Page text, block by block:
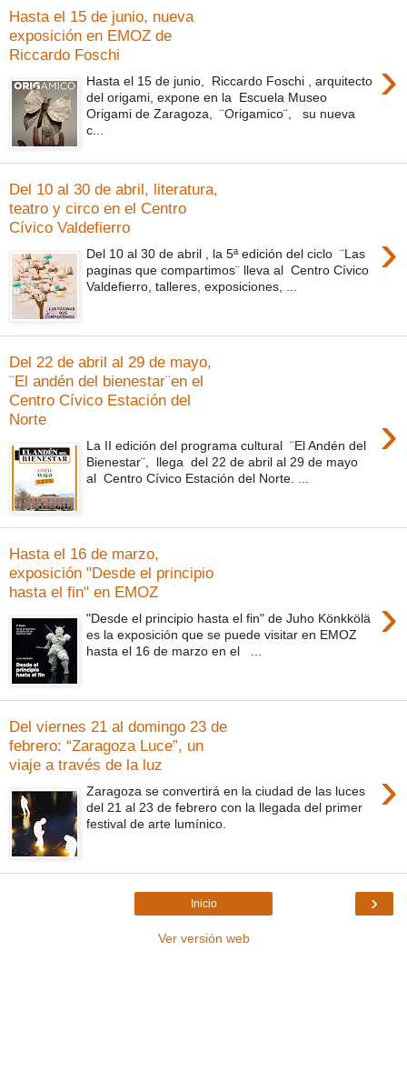
Hasta el 15 de junio, nueva
exposición en EMOZ de
Riccardo Foschi
›
Hasta el 15 de junio, Riccardo Foschi , arquitecto
del origami, expone en la Escuela Museo
Origami de Zaragoza, ¨Origamico¨, su nueva
c...
Del 10 al 30 de abril, literatura,
teatro y circo en el Centro
Cívico Valdefierro
›
Del 10 al 30 de abril , la 5ª edición del ciclo ¨Las
paginas que compartimos¨ lleva al Centro Cívico
Valdefierro, talleres, exposiciones, ...
Del 22 de abril al 29 de mayo,
¨El andén del bienestar¨en el
Centro Cívico Estación del
Norte
›
La II edición del programa cultural ¨El Andén del
Bienestar¨, llega del 22 de abril al 29 de mayo
al Centro Cívico Estación del Norte. ...
Hasta el 16 de marzo,
exposición "Desde el principio
hasta el fin" en EMOZ
›
"Desde el principio hasta el fin" de Juho Könkkölä
es la exposición que se puede visitar en EMOZ
hasta el 16 de marzo en el ...
Del viernes 21 al domingo 23 de
febrero: “Zaragoza Luce”, un
viaje a través de la luz
›
Zaragoza se convertirá en la ciudad de las luces
del 21 al 23 de febrero con la llegada del primer
festival de arte lumínico.
›
Inicio
Ver versión web